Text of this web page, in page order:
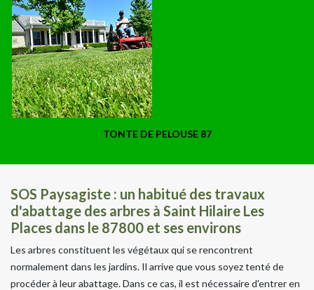
TONTE DE PELOUSE 87
SOS Paysagiste : un habitué des travaux
d'abattage des arbres à Saint Hilaire Les
Places dans le 87800 et ses environs
Les arbres constituent les végétaux qui se rencontrent
normalement dans les jardins. Il arrive que vous soyez tenté de
procéder à leur abattage. Dans ce cas, il est nécessaire d'entrer en